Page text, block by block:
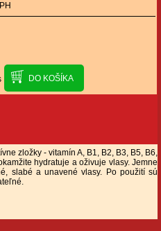
zložky - vitamín A, B1, B2, B3, B5, B6,
hydratuje a oživuje vlasy. Jemne
slabé a unavené vlasy. Po použití sú